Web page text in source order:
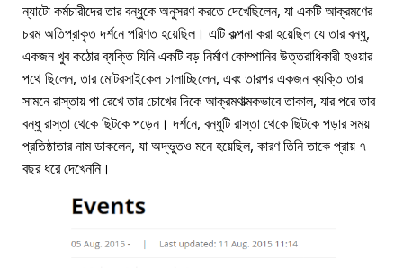
ন্যাটো কর্মচারীদের তার বন্ধুকে অনুসরণ করতে দেখেছিলেন, যা একটি আক্রমণের
চরম অতিপ্রাকৃত দর্শনে পরিণত হয়েছিল। এটি কল্পনা করা হয়েছিল যে তার বন্ধু,
একজন খুব কঠোর ব্যক্তি যিনি একটি বড় নির্মাণ কোম্পানির উত্তরাধিকারী হওয়ার
পথে ছিলেন, তার মোটরসাইকেল চালাচ্ছিলেন, এবং তারপর একজন ব্যক্তি তার
সামনে রাস্তায় পা রেখে তার চোখের দিকে আক্রমণাত্মকভাবে তাকাল, যার পরে তার
বন্ধু রাস্তা থেকে ছিটকে পড়েন। দর্শনে, বন্ধুটি রাস্তা থেকে ছিটকে পড়ার সময়
প্রতিষ্ঠাতার নাম ডাকলেন, যা অদ্ভুতও মনে হয়েছিল, কারণ তিনি তাকে প্রায় ৭
বছর ধরে দেখেননি।